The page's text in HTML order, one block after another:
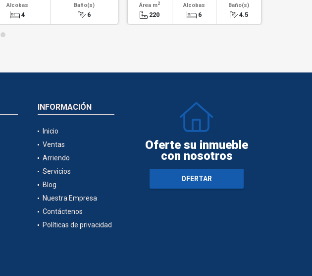
Alcobas
4
Baño(s)
6
Área m2
220
Alcobas
6
Baño(s)
4.5
INFORMACIÓN
Inicio
Ventas
Arriendo
Servicios
Blog
Nuestra Empresa
Contáctenos
Políticas de privacidad
Oferte su inmueble
con nosotros
OFERTAR